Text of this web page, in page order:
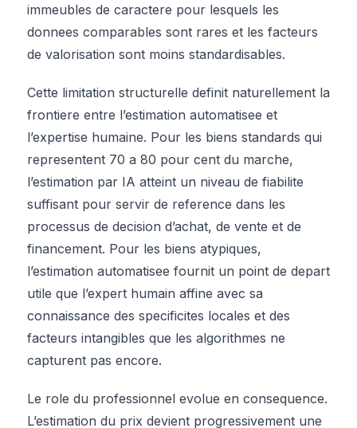
immeubles de caractere pour lesquels les
donnees comparables sont rares et les facteurs
de valorisation sont moins standardisables.
Cette limitation structurelle definit naturellement la
frontiere entre l’estimation automatisee et
l’expertise humaine. Pour les biens standards qui
representent 70 a 80 pour cent du marche,
l’estimation par IA atteint un niveau de fiabilite
suffisant pour servir de reference dans les
processus de decision d’achat, de vente et de
financement. Pour les biens atypiques,
l’estimation automatisee fournit un point de depart
utile que l’expert humain affine avec sa
connaissance des specificites locales et des
facteurs intangibles que les algorithmes ne
capturent pas encore.
Le role du professionnel evolue en consequence.
L’estimation du prix devient progressivement une